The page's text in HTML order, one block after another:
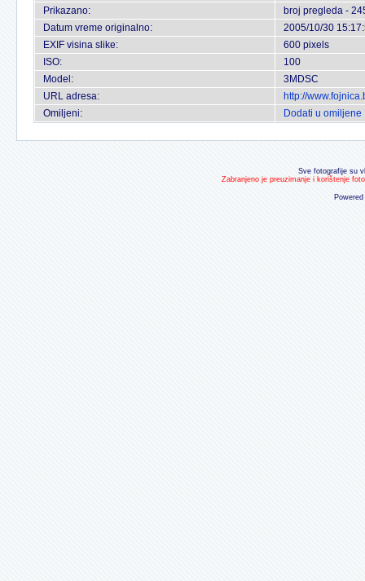
Prikazano:
broj pregleda -
Datum vreme originalno:
2005/10/30
EXIF visina slike:
600 pixels
ISO:
100
Model:
3MDSC
URL adresa:
http://
Omiljeni:
Dodati u omiljene
Sve fotografije su
Zabranjeno je preuzimanje i korištenje